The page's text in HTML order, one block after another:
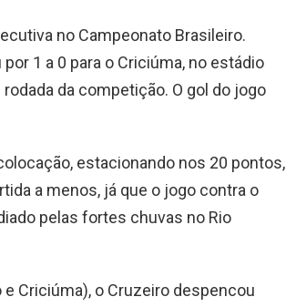
no Campeonato Brasileiro.
1 a 0 para o Criciúma, no estádio
da competição. O gol do jogo
estacionando nos 20 pontos,
a menos, já que o jogo contra o
pelas fortes chuvas no Rio
Criciúma), o Cruzeiro despencou